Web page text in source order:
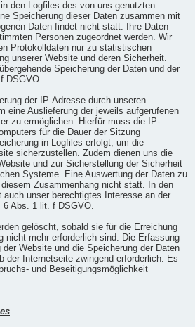
den Logfiles des von uns genutzten
Speicherung dieser Daten zusammen mit
Daten findet nicht statt. Ihre Daten
Personen zugeordnet werden. Wir
Protokolldaten nur zu statistischen
unserer Website und deren Sicherheit.
Speicherung der Daten und der
DSGVO.
der IP-Adresse durch unseren
eine Auslieferung der jeweils aufgerufenen
zu ermöglichen. Hierfür muss die IP-
für die Dauer der Sitzung
in Logfiles erfolgt, um die
sicherzustellen. Zudem dienen uns die
und zur Sicherstellung der Sicherheit
Systeme. Eine Auswertung der Daten zu
Zusammenhang nicht statt. In den
auch unser berechtigtes Interesse an der
6 Abs. 1 lit. f DSGVO.
gelöscht, sobald sie für die Erreichung
nicht mehr erforderlich sind. Die Erfassung
Website und die Speicherung der Daten
der Internetseite zwingend erforderlich. Es
und Beseitigungsmöglichkeit